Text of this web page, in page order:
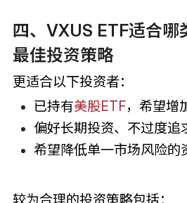
四、VXUS ETF适合哪
最佳投资策略
更适合以下投资者：
已持有美股ETF，希望增
偏好长期投资、不过度追
希望降低单一市场风险的
较为合理的投资策略包括：